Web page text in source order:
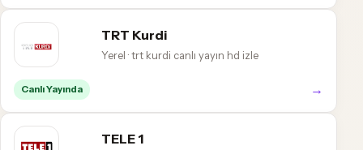
TRT Kurdi
Yerel · trt kurdi canlı yayın hd izle
Canlı Yayında →
TELE 1